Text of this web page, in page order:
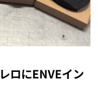
ロにENVEイン